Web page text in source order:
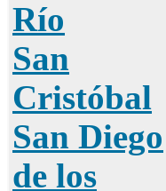
Río
San
Cristóbal
San Diego
de los